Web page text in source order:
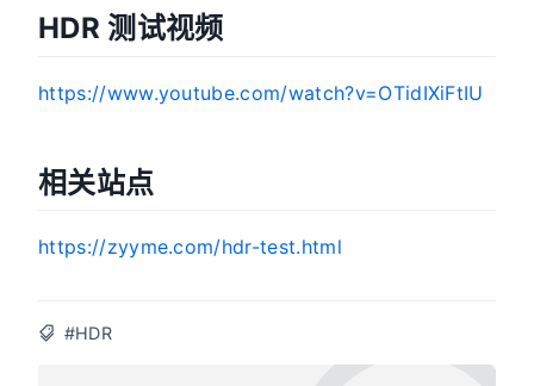
HDR 测试视频
https://www.youtube.com/watch?v=OTidIXiFtIU
相关站点
https://zyyme.com/hdr-test.html
#HDR